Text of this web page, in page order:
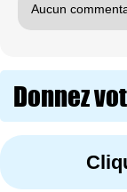
Aucun
Donnez